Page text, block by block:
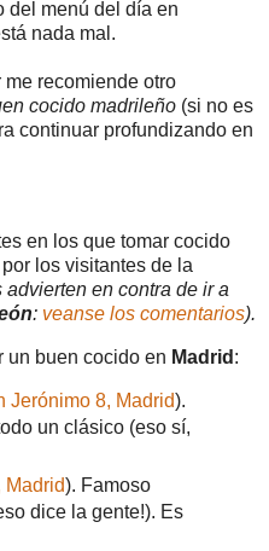
del menú del día en
nada mal.
recomiende otro
cocido madrileño (si no es
continuar profundizando en
en los que tomar cocido
los visitantes de la
en contra de ir a
: veanse los comentarios).
un buen cocido en Madrid :
Jerónimo 8, Madrid).
un clásico (eso sí,
). Famoso
dice la gente!). Es